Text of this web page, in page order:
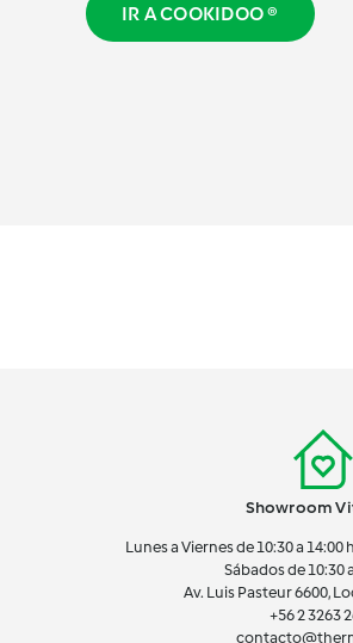
IR A COOKIDOO ®
Showroom
Lunes a Viernes de 10:30 a 14:00
Sábados de 10:30
Av. Luis Pasteur 6600,
+56 2 3263